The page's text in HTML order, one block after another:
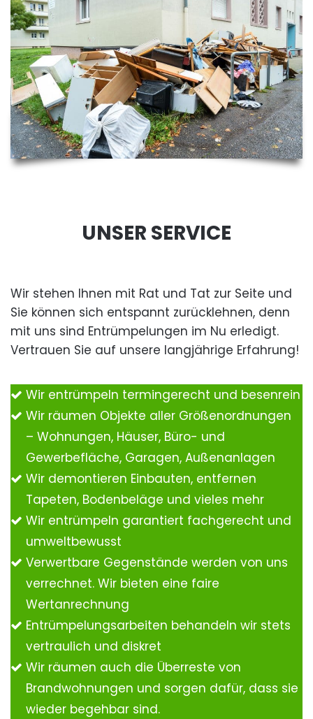
UNSER SERVICE
Wir stehen Ihnen mit Rat und Tat zur Seite und
Sie können sich entspannt zurücklehnen, denn
mit uns sind Entrümpelungen im Nu erledigt.
Vertrauen Sie auf unsere langjährige Erfahrung!
Wir entrümpeln termingerecht und besenrein
Wir räumen Objekte aller Größenordnungen
– Wohnungen, Häuser, Büro- und
Gewerbefläche, Garagen, Außenanlagen
Wir demontieren Einbauten, entfernen
Tapeten, Bodenbeläge und vieles mehr
Wir entrümpeln garantiert fachgerecht und
umweltbewusst
Verwertbare Gegenstände werden von uns
verrechnet. Wir bieten eine faire
Wertanrechnung
Entrümpelungsarbeiten behandeln wir stets
vertraulich und diskret
Wir räumen auch die Überreste von
Brandwohnungen und sorgen dafür, dass sie
wieder begehbar sind.